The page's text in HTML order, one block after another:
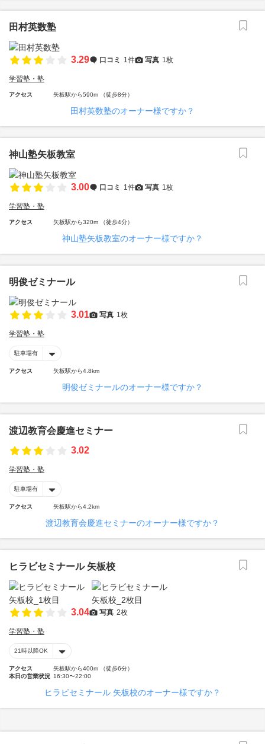
田村英数塾
3.29 口コミ 1件 写真 1枚
学習塾・塾
アクセス 矢板駅から590m （徒歩8分）
田村英数塾のオーナー様ですか？
神山塾矢板教室
3.00 口コミ 1件 写真 1枚
学習塾・塾
アクセス 矢板駅から320m （徒歩4分）
神山塾矢板教室のオーナー様ですか？
明俊ゼミナール
3.01 写真 1枚
学習塾・塾
駐車場有
アクセス 矢板駅から4.8km
明俊ゼミナールのオーナー様ですか？
渡辺教育会慶進セミナー
3.02
学習塾・塾
駐車場有
アクセス 矢板駅から4.2km
渡辺教育会慶進セミナーのオーナー様ですか？
ヒラビセミナール 矢板校
3.04 写真 2枚
学習塾・塾
21時以降OK
アクセス
矢板駅から400m （徒歩6分）
本日の営業状況 16:30〜22:00
ヒラビセミナール 矢板校のオーナー様ですか？